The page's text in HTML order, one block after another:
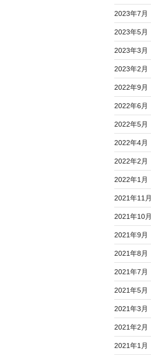
2023年7月
2023年5月
2023年3月
2023年2月
2022年9月
2022年6月
2022年5月
2022年4月
2022年2月
2022年1月
2021年11月
2021年10月
2021年9月
2021年8月
2021年7月
2021年5月
2021年3月
2021年2月
2021年1月